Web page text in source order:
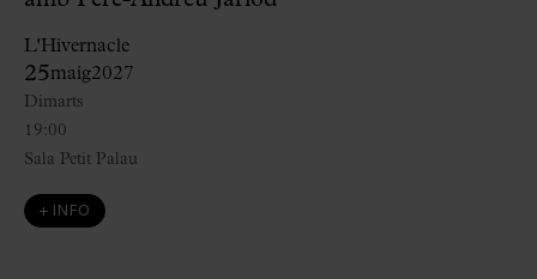
L'Hivernacle
25maig2027
19:00
Dimarts
Sala Petit Palau
+ INFO